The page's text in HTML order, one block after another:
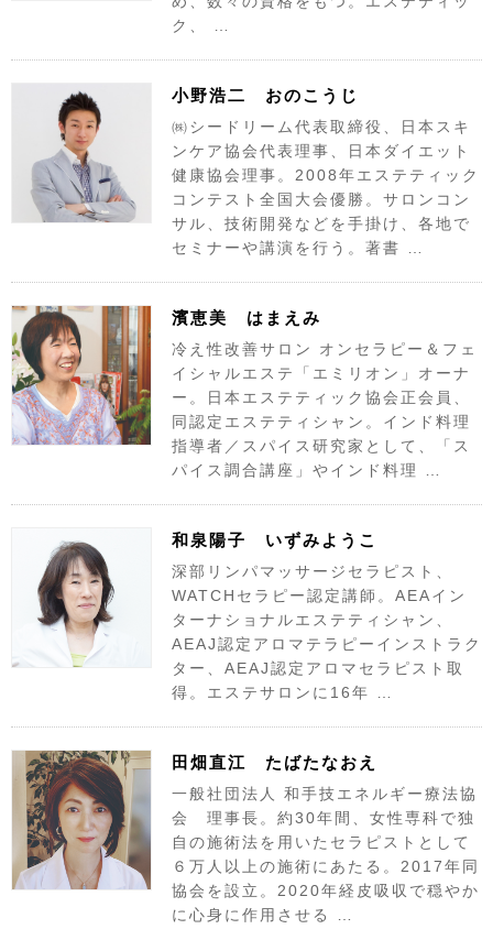
ク、 …
小野浩二 おのこうじ
㈱シードリーム代表取締役、日本スキ
ンケア協会代表理事、日本ダイエット
健康協会理事。2008年エステティック
コンテスト全国大会優勝。サロンコン
サル、技術開発などを手掛け、各地で
セミナーや講演を行う。著書 …
濱恵美 はまえみ
冷え性改善サロン オンセラピー＆フェ
イシャルエステ「エミリオン」オーナ
ー。日本エステティック協会正会員、
同認定エステティシャン。インド料理
指導者／スパイス研究家として、「ス
パイス調合講座」やインド料理 …
和泉陽子 いずみようこ
深部リンパマッサージセラピスト、
WATCHセラピー認定講師。AEAイン
ターナショナルエステティシャン、
AEAJ認定アロマテラピーインストラク
ター、AEAJ認定アロマセラピスト取
得。エステサロンに16年 …
田畑直江 たばたなおえ
一般社団法人 和手技エネルギー療法協
会 理事長。約30年間、女性専科で独
自の施術法を用いたセラピストとして
６万人以上の施術にあたる。2017年同
協会を設立。2020年経皮吸収で穏やか
に心身に作用させる …